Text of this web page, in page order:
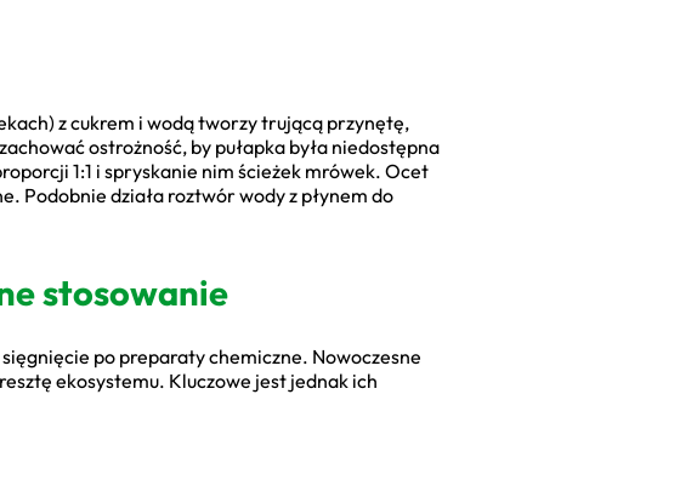
z cukrem i wodą tworzy trującą przynętę,
ostrożność, by pułapka była niedostępna
1:1 i spryskanie nim ścieżek mrówek. Ocet
Podobnie działa roztwór wody z płynem do
stosowanie
po preparaty chemiczne. Nowoczesne
ekosystemu. Kluczowe jest jednak ich